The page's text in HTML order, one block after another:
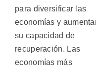
para diversificar las
economías y
su capacidad de
recuperación. Las
economías más